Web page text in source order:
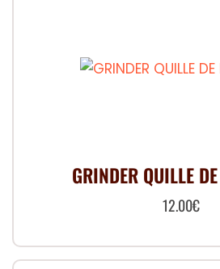
GRINDER QUILLE
12.00€